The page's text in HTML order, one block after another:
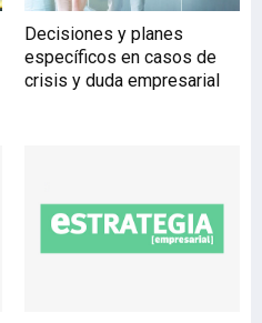
resultado de esta
monitorización se podrán
detectar anomalías,
averías o fugas y actuar a t
Decisiones y planes
específicos en casos de
crisis y duda empresarial